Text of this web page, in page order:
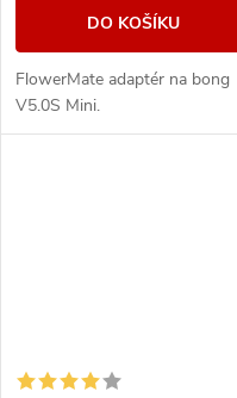
DO KOŠÍKU
FlowerMate adaptér na bong
V5.0S Mini.